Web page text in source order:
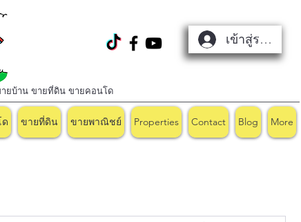
ยบ้าน ขายที่ดิน ขายคอนโด
เข้าสู่ระบบ
ขายที่ดิน ขายพาณิชย์ Properties Contact Blog More